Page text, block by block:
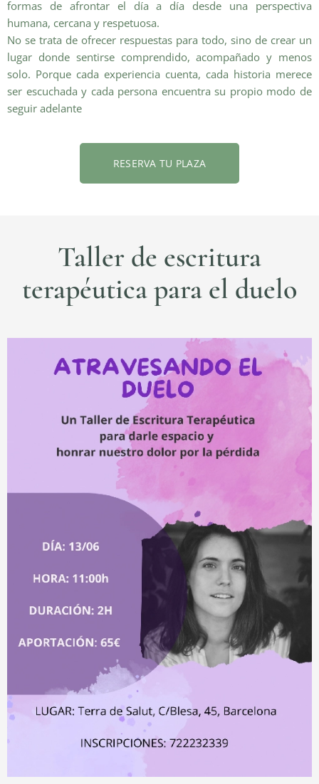
formas de afrontar el día a día desde una perspectiva
humana, cercana y respetuosa.
No se trata de ofrecer respuestas para todo, sino de crear un
lugar donde sentirse comprendido, acompañado y menos
solo. Porque cada experiencia cuenta, cada historia merece
ser escuchada y cada persona encuentra su propio modo de
seguir adelante
RESERVA TU PLAZA
Taller de escritura
terapéutica para el duelo